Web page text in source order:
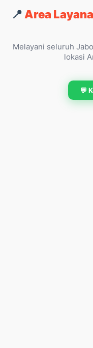
📍 Area
Melayani seluruh
lokasi
💬